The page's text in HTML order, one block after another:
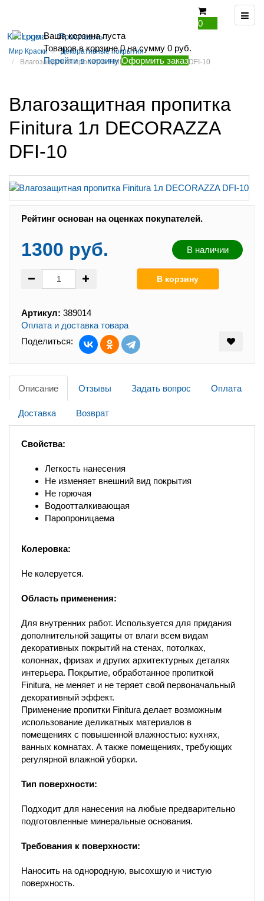
0
Ваша корзина пуста
Товаров в корзине0на сумму0 руб.
Перейти в корзинуОформить заказ
Кострома Ярославль
Мир Краски
Декоративные покрытия
Влагозащитная пропитка Finitura 1л DECORAZZA DFI-10
Влагозащитная пропитка
Finitura 1л DECORAZZA
DFI-10
Рейтинг:
Рейтинг основан на оценках покупателей.
1300 руб. В наличии
Артикул: 389014
Оплата и доставка товара
Поделиться:
Описание Отзывы Задать вопрос Оплата
Доставка Возврат
Свойства:
Легкость нанесения
Не изменяет внешний вид покрытия
Не горючая
Водоотталкивающая
Паропроницаема
Колеровка:
Не колеруется.
Область применения:
Для внутренних работ. Используется для придания
дополнительной защиты от влаги всем видам
декоративных покрытий на стенах, потолках,
колоннах, фризах и других архитектурных деталях
интерьера. Покрытие, обработанное пропиткой
Finitura, не меняет и не теряет свой первоначальный
декоративный эффект.
Применение пропитки Finitura делает возможным
использование деликатных материалов в
помещениях с повышенной влажностью: кухнях,
ванных комнатах. А также помещениях, требующих
регулярной влажной уборки.
Тип поверхности:
Подходит для нанесения на любые предварительно
подготовленные минеральные основания.
Требования к поверхности:
Наносить на однородную, высохшую и чистую
поверхность.